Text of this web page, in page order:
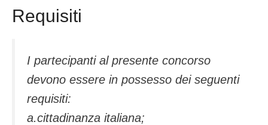
Requisiti
I partecipanti al presente concorso
devono essere in possesso dei seguenti
requisiti:
a.cittadinanza italiana;